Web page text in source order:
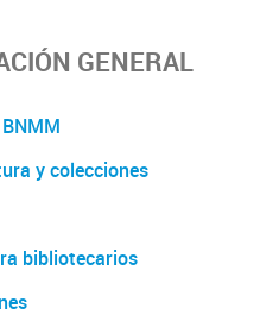
GENERAL
y colecciones
bibliotecarios